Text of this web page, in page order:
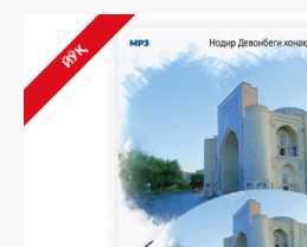
ЙЎҚ